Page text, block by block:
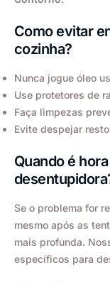
Como evitar
cozinha?
Nunca jogue óleo
Use protetores de
Faça limpezas
Evite despejar
Quando é
Se o problema for
mesmo após as
mais profunda.
específicos para